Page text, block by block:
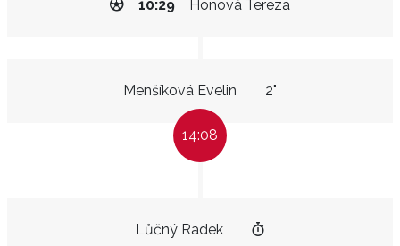
Honová Tereza
10:29
Menšíková Evelin 2"
14:08
Lůčný Radek